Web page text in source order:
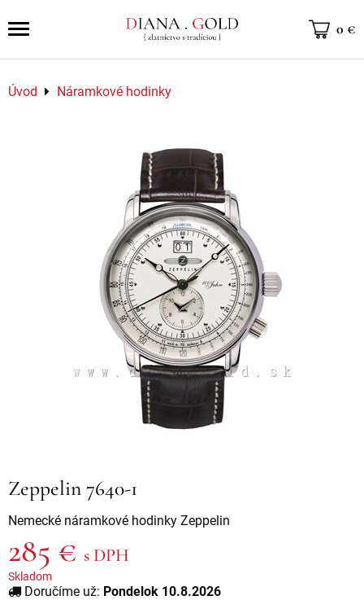
0 €
Úvod Náramkové hodinky
Zeppelin 7640-1
Nemecké náramkové hodinky Zeppelin
285 € s DPH
Skladom
Doručíme už: Pondelok 10.8.2026